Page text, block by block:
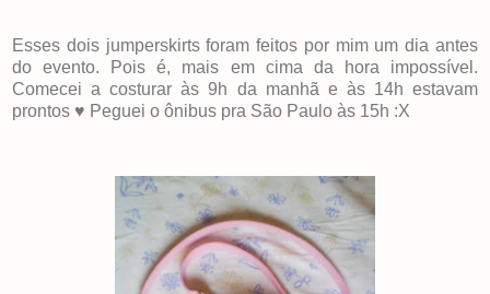
Esses dois jumperskirts foram feitos por mim um dia antes
do evento. Pois é, mais em cima da hora impossível.
Comecei a costurar às 9h da manhã e às 14h estavam
prontos ♥ Peguei o ônibus pra São Paulo às 15h :X